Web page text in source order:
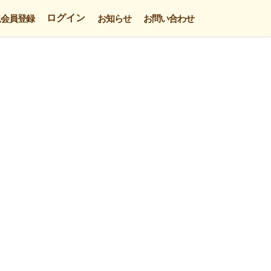
員登録 ログイン お知らせ お問い合わせ